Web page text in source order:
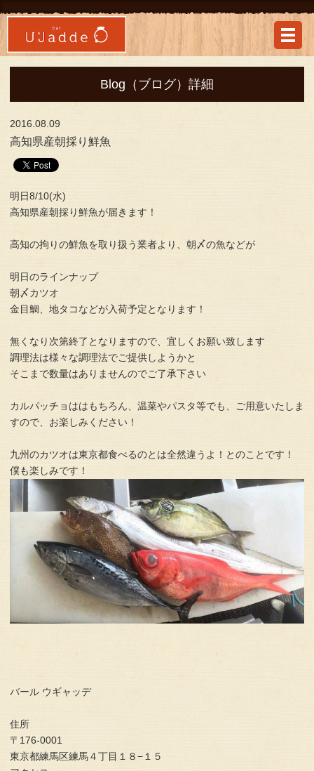
Blog（ブログ）詳細
2016.08.09
高知県産朝採り鮮魚
明日8/10(水)
高知県産朝採り鮮魚が届きます！
高知の拘りの鮮魚を取り扱う業者より、朝〆の魚などが
明日のラインナップ
朝〆カツオ
金目鯛、地タコなどが入荷予定となります！
無くなり次第終了となりますので、宜しくお願い致します
調理法は様々な調理法でご提供しようかと
そこまで数量はありませんのでご了承下さい
カルパッチョははもちろん、温菜やパスタ等でも、ご用意いたしま
すので、お楽しみください！
九州のカツオは東京都食べるのとは全然違うよ！とのことです！
僕も楽しみです！
バール ウギャッデ
住所
〒176-0001
東京都練馬区練馬４丁目１８−１５